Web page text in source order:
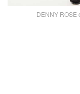
DENNY ROSE